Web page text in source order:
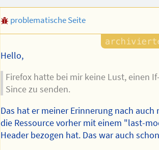
problematische Seite
Hello,
Firefox hatte bei mir keine Lust, einen
Since zu senden.
Das hat er meiner Erinnerung nach auch
die Ressource vorher mit einem "last-
Header bezogen hat. Das war auch